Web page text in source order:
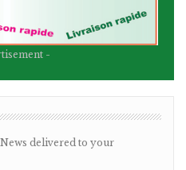
-
delivered to your